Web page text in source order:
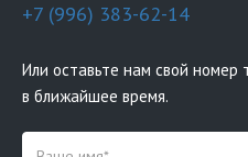
+7 (996) 383-62-14
Или оставьте нам свой
в ближайшее время.